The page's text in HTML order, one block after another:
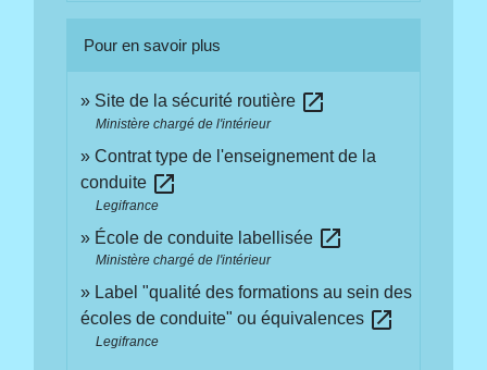
Pour en savoir plus
Site de la sécurité routière open_in_new
Ministère chargé de l'intérieur
Contrat type de l'enseignement de la
conduite open_in_new
Legifrance
École de conduite labellisée open_in_new
Ministère chargé de l'intérieur
Label "qualité des formations au sein des
écoles de conduite" ou équivalences open_in_new
Legifrance